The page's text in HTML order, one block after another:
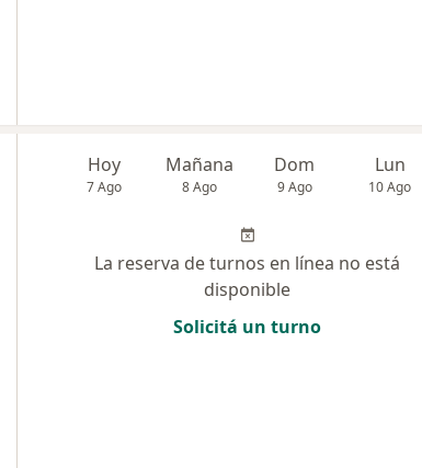
Hoy
7 Ago
Mañana
8 Ago
Dom
9 Ago
Lun
10 Ago
La reserva de turnos en línea no está
disponible
Solicitá un turno